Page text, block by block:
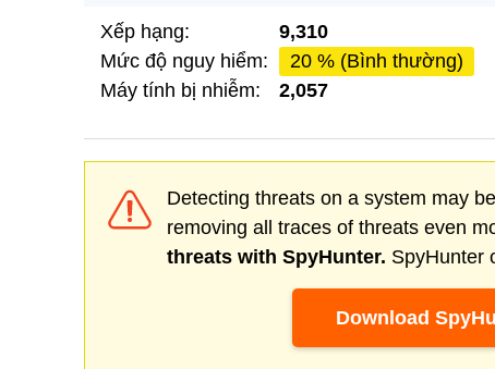
Xếp hạng:
9,310
Mức độ nguy hiểm:
20 % (Bình thường)
Máy tính bị nhiễm:
2,057
Detecting threats on a system may
removing all traces of threats even
threats with SpyHunter. SpyHunter
Download